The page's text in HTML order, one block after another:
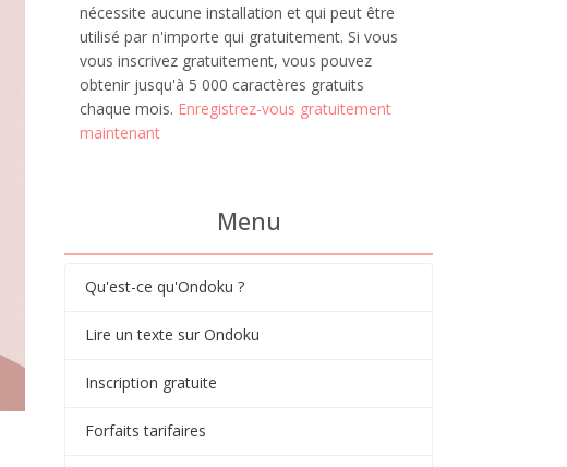
nécessite aucune installation et qui peut être
utilisé par n'importe qui gratuitement. Si vous
vous inscrivez gratuitement, vous pouvez
obtenir jusqu'à 5 000 caractères gratuits
chaque mois. Enregistrez-vous gratuitement
maintenant
Menu
Qu'est-ce qu'Ondoku ?
Lire un texte sur Ondoku
Inscription gratuite
Forfaits tarifaires